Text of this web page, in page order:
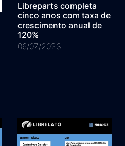
Libreparts completa
cinco anos com taxa de
crescimento anual de
120%
06/07/2023